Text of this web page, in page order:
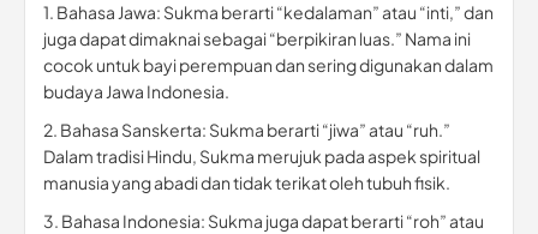
1. Bahasa Jawa: Sukma berarti “kedalaman” atau “inti,” dan
juga dapat dimaknai sebagai “berpikiran luas.” Nama ini
cocok untuk bayi perempuan dan sering digunakan dalam
budaya Jawa Indonesia.
2. Bahasa Sanskerta: Sukma berarti “jiwa” atau “ruh.”
Dalam tradisi Hindu, Sukma merujuk pada aspek spiritual
manusia yang abadi dan tidak terikat oleh tubuh fisik.
3. Bahasa Indonesia: Sukma juga dapat berarti “roh” atau